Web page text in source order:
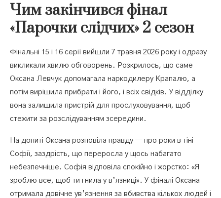
Чим закінчився фінал
«Парочки слідчих» 2 сезон
Фінальні 15 і 16 серії вийшли 7 травня 2026 року і одразу
викликали хвилю обговорень. Розкрилось, що саме
Оксана Левчук допомагала наркодилеру Крапалю, а
потім вирішила прибрати і його, і всіх свідків. У відділку
вона залишила пристрій для прослуховування, щоб
стежити за розслідуванням зсередини.
На допиті Оксана розповіла правду — про роки в тіні
Софії, заздрість, що переросла у щось набагато
небезпечніше. Софія відповіла спокійно і жорстко: «Я
зроблю все, щоб ти гнила у в’язниці». У фіналі Оксана
отримала довічне ув’язнення за вбивства кількох людей і